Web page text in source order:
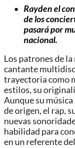
Rayden el
de los
pasará por
nacional.
Los patrones de
cantante
trayectoria como
estilos, su
Aunque su
de origen, el rap,
nuevas
habilidad para
en un referente